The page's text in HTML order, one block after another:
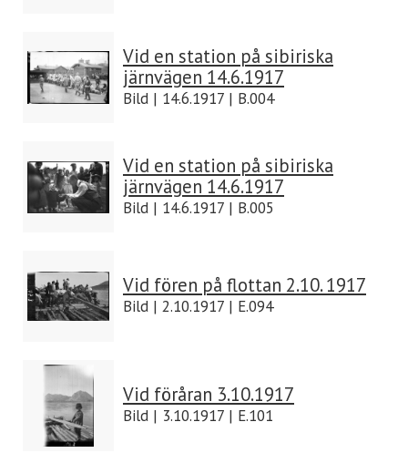
Vid en station på sibiriska
järnvägen 14.6.1917
Bild | 14.6.1917 | B.004
Vid en station på sibiriska
järnvägen 14.6.1917
Bild | 14.6.1917 | B.005
Vid fören på flottan 2.10. 1917
Bild | 2.10.1917 | E.094
Vid föråran 3.10.1917
Bild | 3.10.1917 | E.101